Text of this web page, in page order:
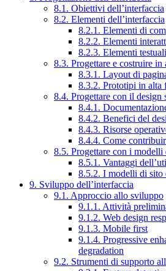
8.1. Obiettivi dell’interfaccia
8.2. Elementi dell’interfaccia
8.2.1. Elementi di
8.2.2. Elementi
8.2.3. Elementi
8.3. Progettare e costruire in
8.3.1. Layout di
8.3.2. Prototipi in alta
8.4. Progettare con il design
8.4.1.
8.4.2. Benefici del
8.4.3. Risorse
8.4.4. Come
8.5. Progettare con i modelli
8.5.1. Vantaggi
8.5.2. I modelli di sito
9. Sviluppo dell’interfaccia
9.1. Approccio allo sviluppo
9.1.1. Attività
9.1.2. Web design
9.1.3. Mobile first
9.1.4. Progressive
degradation
9.2. Strumenti di supporto